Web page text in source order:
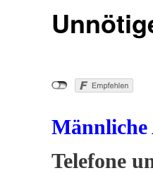
Männliche
Telefone